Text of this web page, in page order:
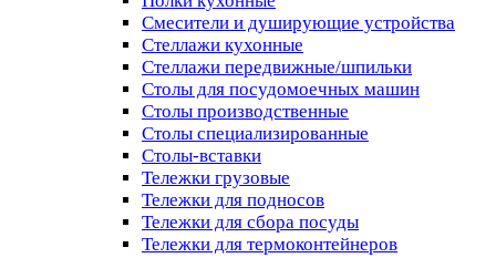
Смесители и душирующие устройства
Стеллажи кухонные
Стеллажи передвижные/шпильки
Столы для посудомоечных машин
Столы производственные
Столы специализированные
Столы-вставки
Тележки грузовые
Тележки для подносов
Тележки для сбора посуды
Тележки для термоконтейнеров